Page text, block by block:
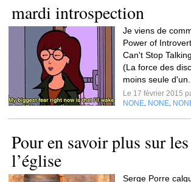
mardi introspection
Je viens de
Power of
Can't Stop
(La force des
moins seule
Le 17 février 2015
NONE NONE
Pour en savoir plus sur
l’église
Serge Porre